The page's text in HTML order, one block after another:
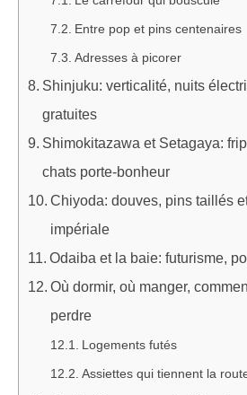
Entre pop et pins centenaires
Adresses à picorer
Shinjuku: verticalité, nuits
gratuites
Shimokitazawa et Setagaya:
chats porte-bonheur
Chiyoda: douves, pins taillés
impériale
Odaiba et la baie: futurisme,
Où dormir, où manger,
perdre
Logements futés
Assiettes qui tiennent la